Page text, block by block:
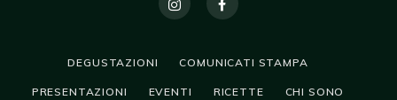
DEGUSTAZIONI COMUNICATI STAMPA
PRESENTAZIONI EVENTI RICETTE CHI SONO